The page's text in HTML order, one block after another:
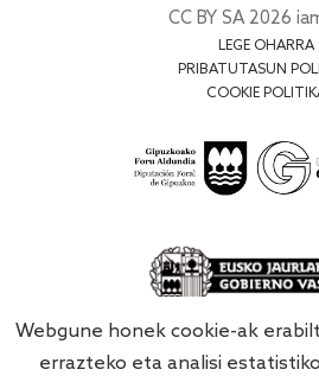
CC BY SA 2026
LEGE OHARRA
PRIBATUTASUN
COOKIE
Webgune honek cookie-ak
errazteko eta analisi